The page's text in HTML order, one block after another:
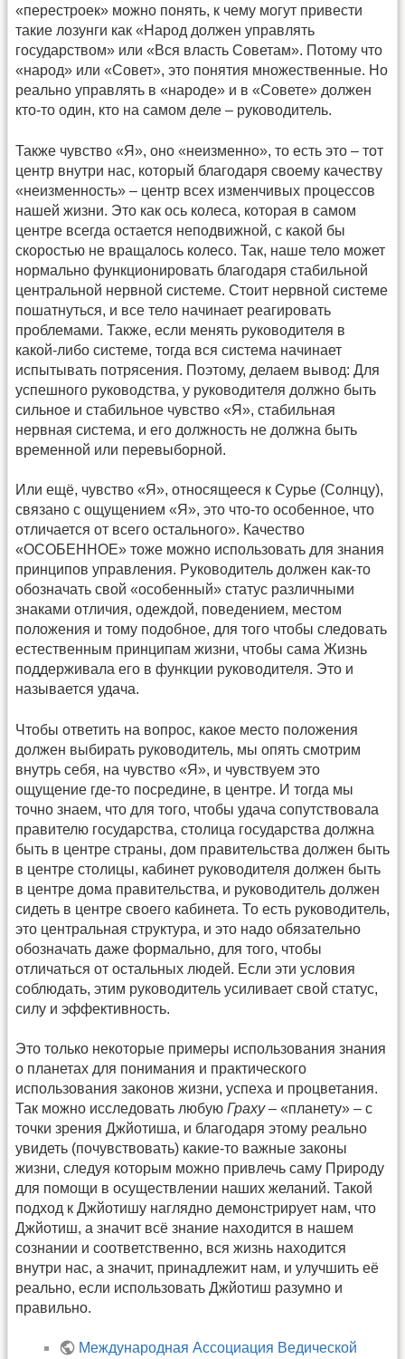
«перестроек» можно понять, к чему могут привести
такие лозунги как «Народ должен управлять
государством» или «Вся власть Советам». Потому что
«народ» или «Совет», это понятия множественные. Но
реально управлять в «народе» и в «Совете» должен
кто-то один, кто на самом деле – руководитель.
Также чувство «Я», оно «неизменно», то есть это – тот
центр внутри нас, который благодаря своему качеству
«неизменность» – центр всех изменчивых процессов
нашей жизни. Это как ось колеса, которая в самом
центре всегда остается неподвижной, с какой бы
скоростью не вращалось колесо. Так, наше тело может
нормально функционировать благодаря стабильной
центральной нервной системе. Стоит нервной системе
пошатнуться, и все тело начинает реагировать
проблемами. Также, если менять руководителя в
какой-либо системе, тогда вся система начинает
испытывать потрясения. Поэтому, делаем вывод: Для
успешного руководства, у руководителя должно быть
сильное и стабильное чувство «Я», стабильная
нервная система, и его должность не должна быть
временной или перевыборной.
Или ещё, чувство «Я», относящееся к Сурье (Солнцу),
связано с ощущением «Я», это что-то особенное, что
отличается от всего остального». Качество
«ОСОБЕННОЕ» тоже можно использовать для знания
принципов управления. Руководитель должен как-то
обозначать свой «особенный» статус различными
знаками отличия, одеждой, поведением, местом
положения и тому подобное, для того чтобы следовать
естественным принципам жизни, чтобы сама Жизнь
поддерживала его в функции руководителя. Это и
называется удача.
Чтобы ответить на вопрос, какое место положения
должен выбирать руководитель, мы опять смотрим
внутрь себя, на чувство «Я», и чувствуем это
ощущение где-то посредине, в центре. И тогда мы
точно знаем, что для того, чтобы удача сопутствовала
правителю государства, столица государства должна
быть в центре страны, дом правительства должен быть
в центре столицы, кабинет руководителя должен быть
в центре дома правительства, и руководитель должен
сидеть в центре своего кабинета. То есть руководитель,
это центральная структура, и это надо обязательно
обозначать даже формально, для того, чтобы
отличаться от остальных людей. Если эти условия
соблюдать, этим руководитель усиливает свой статус,
силу и эффективность.
Это только некоторые примеры использования знания
о планетах для понимания и практического
использования законов жизни, успеха и процветания.
Так можно исследовать любую Граху– «планету» – с
точки зрения Джйотиша, и благодаря этому реально
увидеть (почувствовать) какие-то важные законы
жизни, следуя которым можно привлечь саму Природу
для помощи в осуществлении наших желаний. Такой
подход к Джйотишу наглядно демонстрирует нам, что
Джйотиш, а значит всё знание находится в нашем
сознании и соответственно, вся жизнь находится
внутри нас, а значит, принадлежит нам, и улучшить её
реально, если использовать Джйотиш разумно и
правильно.
Международная Ассоциация Ведической